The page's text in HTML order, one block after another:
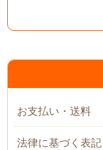
お支払い・送料
法律に基づく表記